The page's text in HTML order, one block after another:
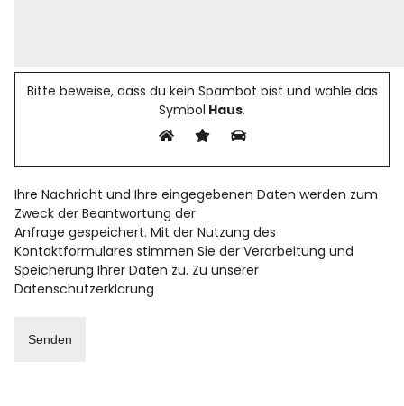
Bitte beweise, dass du kein Spambot bist und wähle das
Symbol Haus.
Ihre Nachricht und Ihre eingegebenen Daten werden zum
Zweck der Beantwortung der
Anfrage gespeichert. Mit der Nutzung des
Kontaktformulares stimmen Sie der Verarbeitung und
Speicherung Ihrer Daten zu. Zu unserer
Datenschutzerklärung